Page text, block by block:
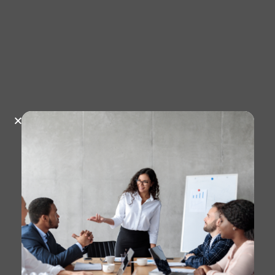
julio 21, 2023 279 Vistas
Pacífico Seguros suma